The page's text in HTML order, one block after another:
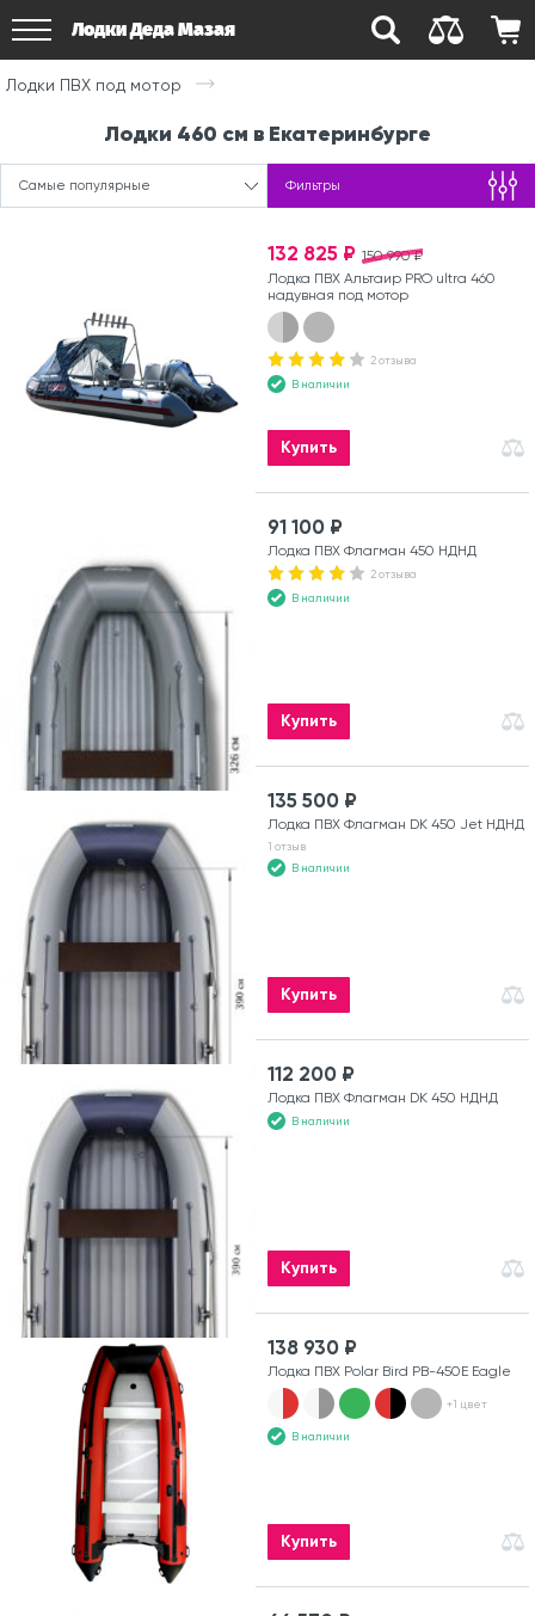
Лодки Деда Мазая
Лодки ПВХ под мотор
Лодки 460 см в Екатеринбурге
Самые популярные Фильтры
150 990 ₽
132 825 ₽
Лодка ПВХ Альтаир PRO ultra 460
надувная под мотор
2 отзыва
В наличии
Купить
91 100 ₽
Лодка ПВХ Флагман 450 НДНД
2 отзыва
В наличии
Купить
135 500 ₽
Лодка ПВХ Флагман DK 450 Jet НДНД
1 отзыв
В наличии
Купить
112 200 ₽
Лодка ПВХ Флагман DK 450 НДНД
В наличии
Купить
138 930 ₽
Лодка ПВХ Polar Bird PB-450E Eagle
+1 цвет
В наличии
Купить